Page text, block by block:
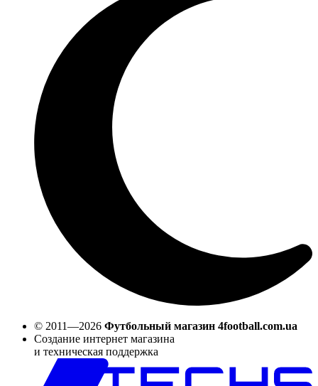
© 2011—2026 Футбольный магазин 4football.com.ua
Создание интернет магазина
и техническая поддержка